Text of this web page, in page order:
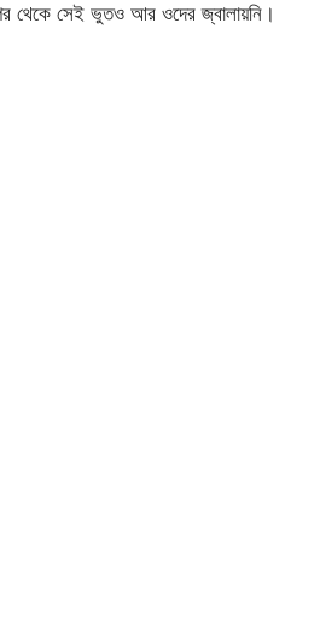
থেকে সেই ভুতও আর ওদের জ্বালায়নি।